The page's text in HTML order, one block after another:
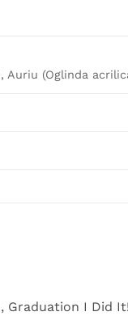
Auriu (Oglinda
Graduation I Did